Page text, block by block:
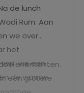
de lunch
Rum. Aan
we over
het
we een
de warme
een grotere